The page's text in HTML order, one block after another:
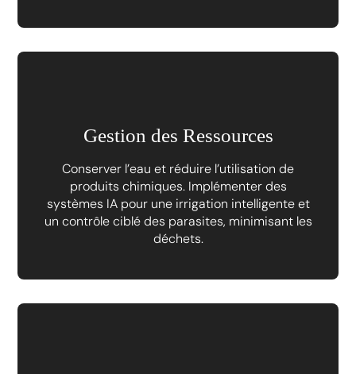
Gestion des Ressources
Conserver l’eau et réduire l’utilisation de
produits chimiques. Implémenter des
systèmes IA pour une irrigation intelligente et
un contrôle ciblé des parasites, minimisant les
déchets.